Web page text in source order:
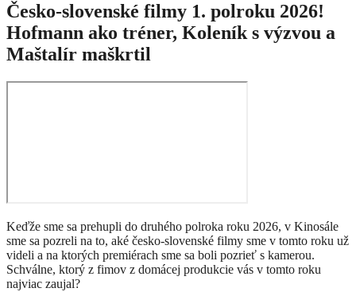
Česko-slovenské filmy 1. polroku 2026!
Hofmann ako tréner, Koleník s výzvou a
Maštalír maškrtil
Keďže sme sa prehupli do druhého polroka roku 2026, v Kinosále
sme sa pozreli na to, aké česko-slovenské filmy sme v tomto roku už
videli a na ktorých premiérach sme sa boli pozrieť s kamerou.
Schválne, ktorý z fimov z domácej produkcie vás v tomto roku
najviac zaujal?